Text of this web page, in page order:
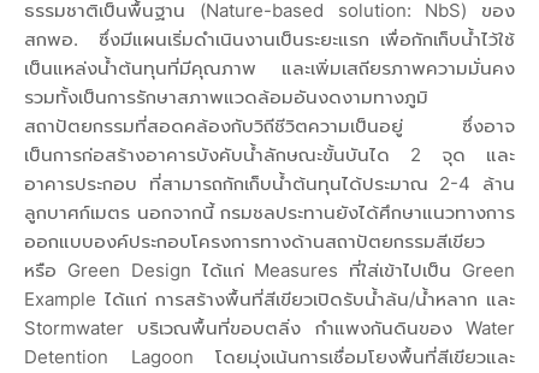
ธรรมชาติเป็นพื้นฐาน (Nature-based solution: NbS) ของ
สกพอ. ซึ่งมีแผนเริ่มดำเนินงานเป็นระยะแรก เพื่อกักเก็บน้ำไว้ใช้
เป็นแหล่งน้ำต้นทุนที่มีคุณภาพ และเพิ่มเสถียรภาพความมั่นคง
รวมทั้งเป็นการรักษาสภาพแวดล้อมอันงดงามทางภูมิ
สถาปัตยกรรมที่สอดคล้องกับวิถีชีวิตความเป็นอยู่ ซึ่งอาจ
เป็นการก่อสร้างอาคารบังคับน้ำลักษณะขั้นบันได 2 จุด และ
อาคารประกอบ ที่สามารถกักเก็บน้ำต้นทุนได้ประมาณ 2-4 ล้าน
ลูกบาศก์เมตร นอกจากนี้ กรมชลประทานยังได้ศึกษาแนวทางการ
ออกแบบองค์ประกอบโครงการทางด้านสถาปัตยกรรมสีเขียว
หรือ Green Design ได้แก่ Measures ที่ใส่เข้าไปเป็น Green
Example ได้แก่ การสร้างพื้นที่สีเขียวเปิดรับน้ำล้น/น้ำหลาก และ
Stormwater บริเวณพื้นที่ขอบตลิ่ง กำแพงกันดินของ Water
Detention Lagoon โดยมุ่งเน้นการเชื่อมโยงพื้นที่สีเขียวและ